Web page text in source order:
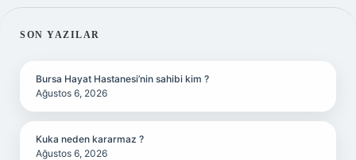
SIDEBAR
SON YAZILAR
Bursa Hayat Hastanesi’nin sahibi kim ?
Ağustos 6, 2026
Kuka neden kararmaz ?
Ağustos 6, 2026